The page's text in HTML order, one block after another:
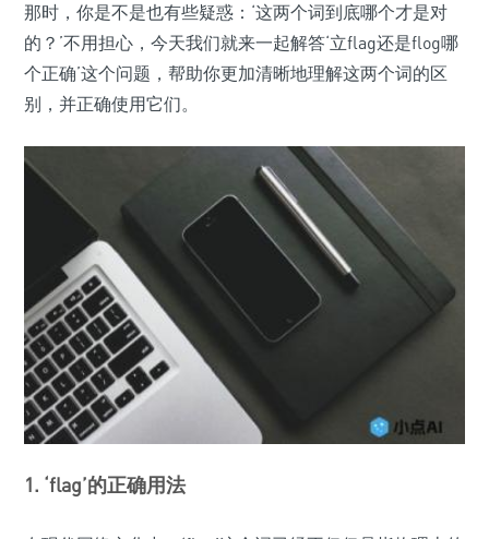
那时，你是不是也有些疑惑：‘这两个词到底哪个才是对
的？’不用担心，今天我们就来一起解答‘立flag还是flog哪
个正确’这个问题，帮助你更加清晰地理解这两个词的区
别，并正确使用它们。
1. ‘flag’的正确用法